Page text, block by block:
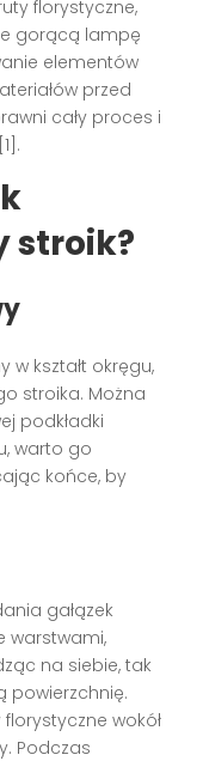
florystyczne,
gorącą lampę
elementów
przed
cały proces i
stroik?
kształt okręgu,
stroika. Można
podkładki
warto go
końce, by
gałązek
warstwami,
na siebie, tak
powierzchnię.
wokół
Podczas